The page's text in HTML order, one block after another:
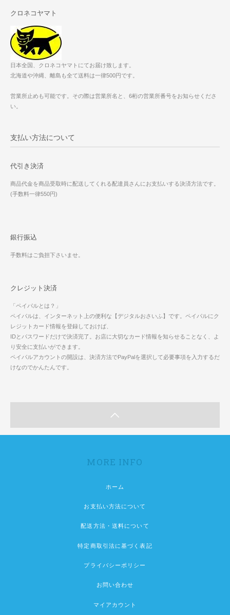
クロネコヤマト
日本全国、クロネコヤマトにてお届け致します。
北海道や沖縄、離島も全て送料は一律500円です。
営業所止めも可能です。その際は営業所名と、6桁の営業所番号をお知らせくださ
い。
支払い方法について
代引き決済
商品代金を商品受取時に配送してくれる配達員さんにお支払いする決済方法です。
(手数料一律550円)
銀行振込
手数料はご負担下さいませ。
クレジット決済
「ペイパルとは？」
ペイパルは、インターネット上の便利な【デジタルおさいふ】です。ペイパルにク
レジットカード情報を登録しておけば、
IDとパスワードだけで決済完了。お店に大切なカード情報を知らせることなく、よ
り安全に支払いができます。
ペイパルアカウントの開設は、決済方法でPayPalを選択して必要事項を入力するだ
けなのでかんたんです。
MORE INFO
ホーム
お支払い方法について
配送方法・送料について
特定商取引法に基づく表記
プライバシーポリシー
お問い合わせ
マイアカウント